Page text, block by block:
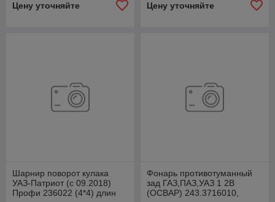
Цену уточняйте Цену уточняйте
Шарнир поворот кулака
УАЗ-Патриот (с 09.2018)
Профи 236022 (4*4) длин
Фонарь противотуманный
зад ГАЗ,ПАЗ,УАЗ 1 2В
(ОСВАР) 243.3716010,